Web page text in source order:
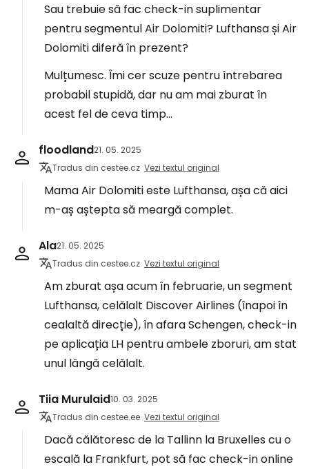
Sau trebuie să fac check-in suplimentar
pentru segmentul Air Dolomiti? Lufthansa și Air
Dolomiti diferă în prezent?
Mulțumesc. Îmi cer scuze pentru întrebarea
probabil stupidă, dar nu am mai zburat în
acest fel de ceva timp...
floodland21. 05. 2025
Tradus din cestee.cz Vezi textul original
Mama Air Dolomiti este Lufthansa, așa că aici
m-aș aștepta să meargă complet.
Ala21. 05. 2025
Tradus din cestee.cz Vezi textul original
Am zburat așa acum în februarie, un segment
Lufthansa, celălalt Discover Airlines (înapoi în
cealaltă direcție), în afara Schengen, check-in
pe aplicația LH pentru ambele zboruri, am stat
unul lângă celălalt.
Tiia Murulaid10. 03. 2025
Tradus din cestee.ee Vezi textul original
Dacă călătoresc de la Tallinn la Bruxelles cu o
escală la Frankfurt, pot să fac check-in online